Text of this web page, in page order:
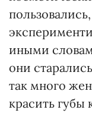
иными
они
так много
красить губы